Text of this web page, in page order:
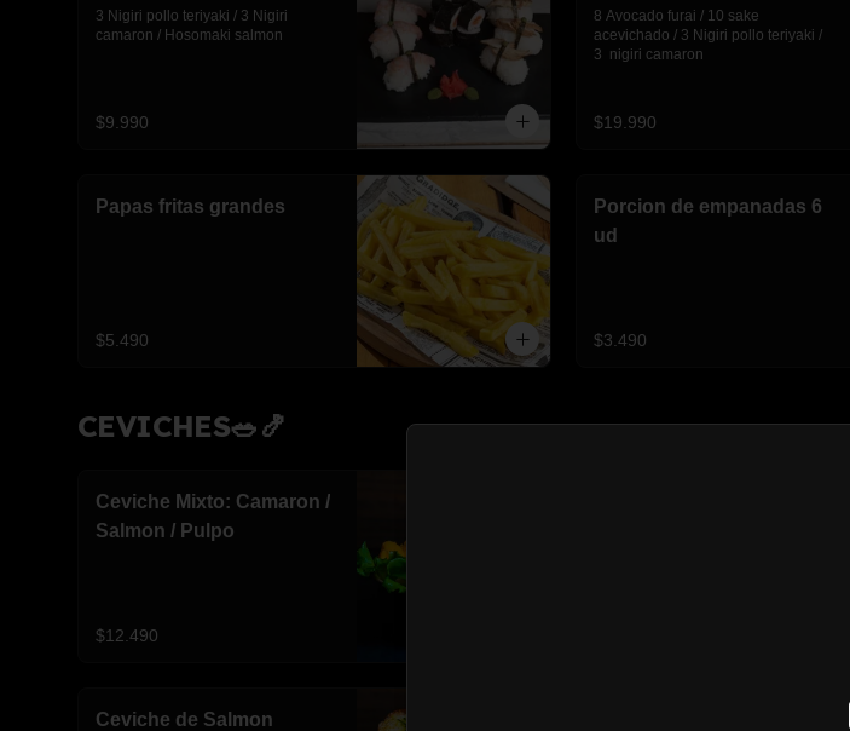
3 Nigiri pollo teriyaki / 3 Nigiri
camaron / Hosomaki salmon
$9.990
8 Avocado furai / 10 sake
acevichado / 3 Nigiri pollo teriyaki /
3  nigiri camaron
$19.990
Papas fritas grandes
$5.490
Porcion de empanadas 6
ud
$3.490
CEVICHES🥗🍤
Ceviche Mixto: Camaron /
Salmon / Pulpo
$12.490
Ceviche de Salmon